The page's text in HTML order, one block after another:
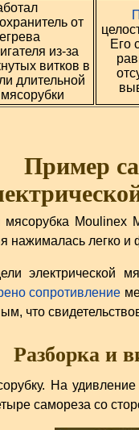
от
из-за
витков в
длительной
Его
Пример
мясорубка
нажималась легко
электрической
сопротивление
что
Разборка и
На
самореза со